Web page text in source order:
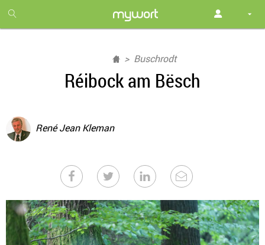
month
free
Buschrodt
Réibock am Bësch
René Jean Kleman